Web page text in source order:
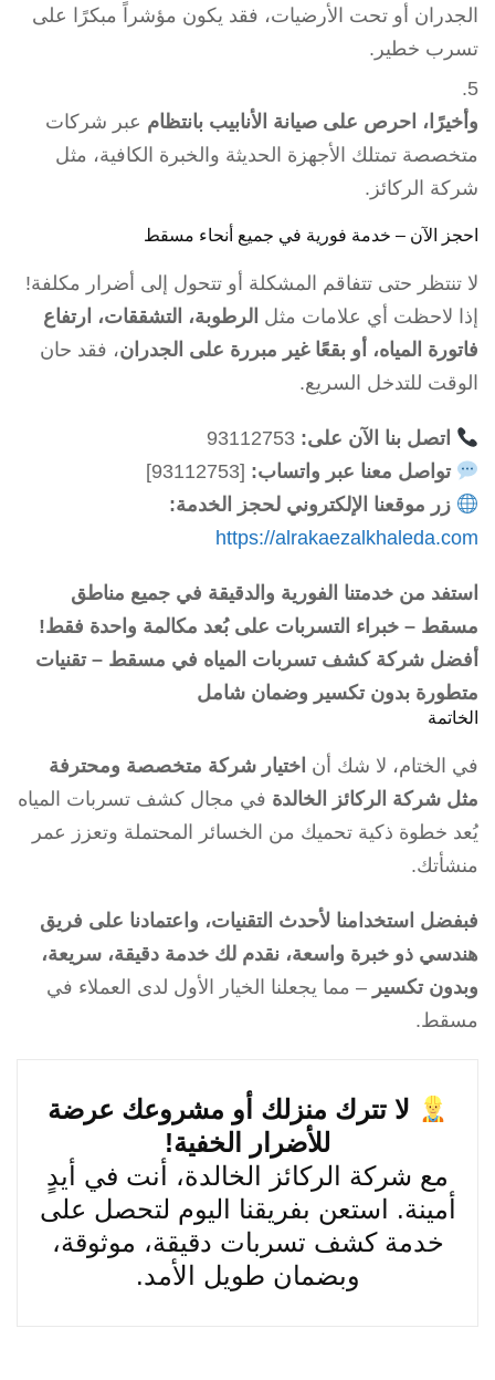
الجدران أو تحت الأرضيات، فقد يكون مؤشراً مبكرًا على
تسرب خطير.
وأخيرًا، احرص على صيانة الأنابيب بانتظام عبر شركات
متخصصة تمتلك الأجهزة الحديثة والخبرة الكافية، مثل
شركة الركائز.
احجز الآن – خدمة فورية في جميع أنحاء مسقط
لا تنتظر حتى تتفاقم المشكلة أو تتحول إلى أضرار مكلفة!
إذا لاحظت أي علامات مثل الرطوبة، التشققات، ارتفاع
فاتورة المياه، أو بقعًا غير مبررة على الجدران، فقد حان
الوقت للتدخل السريع.
اتصل بنا الآن على: 93112753
تواصل معنا عبر واتساب: [93112753]
زر موقعنا الإلكتروني لحجز الخدمة:
https://alrakaezalkhaleda.com
استفد من خدمتنا الفورية والدقيقة في جميع مناطق
مسقط – خبراء التسربات على بُعد مكالمة واحدة فقط!
أفضل شركة كشف تسربات المياه في مسقط – تقنيات
متطورة بدون تكسير وضمان شامل
الخاتمة
في الختام، لا شك أن اختيار شركة متخصصة ومحترفة
مثل شركة الركائز الخالدة في مجال كشف تسربات المياه
يُعد خطوة ذكية تحميك من الخسائر المحتملة وتعزز عمر
منشأتك.
فبفضل استخدامنا لأحدث التقنيات، واعتمادنا على فريق
هندسي ذو خبرة واسعة، نقدم لك خدمة دقيقة، سريعة،
وبدون تكسير – مما يجعلنا الخيار الأول لدى العملاء في
مسقط.
لا تترك منزلك أو مشروعك عرضة
للأضرار الخفية!
مع شركة الركائز الخالدة، أنت في أيدٍ
أمينة. استعن بفريقنا اليوم لتحصل على
خدمة كشف تسربات دقيقة، موثوقة،
وبضمان طويل الأمد.